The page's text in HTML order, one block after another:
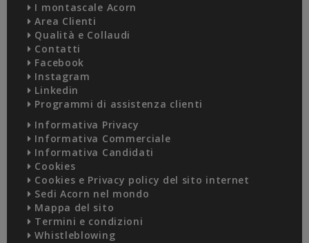
I montascale Acorn
Area Clienti
Qualità e Collaudi
Contatti
Facebook
Instagram
Linkedin
Programmi di assistenza clienti
Informativa Privacy
Informativa Commerciale
Informativa Candidati
Cookies
Cookies e Privacy policy del sito internet
Sedi Acorn nel mondo
Mappa del sito
Termini e condizioni
Whistleblowing